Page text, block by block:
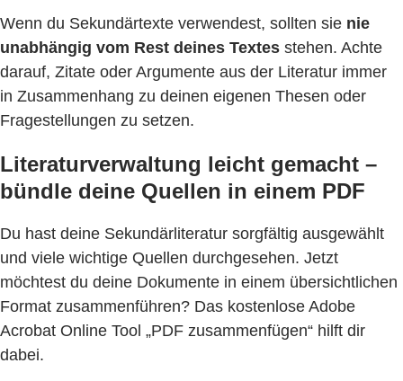
Wenn du Sekundärtexte verwendest, sollten sie nie
unabhängig vom Rest deines Textes stehen. Achte
darauf, Zitate oder Argumente aus der Literatur immer
in Zusammenhang zu deinen eigenen Thesen oder
Fragestellungen zu setzen.
Literaturverwaltung leicht gemacht –
bündle deine Quellen in einem PDF
Du hast deine Sekundärliteratur sorgfältig ausgewählt
und viele wichtige Quellen durchgesehen. Jetzt
möchtest du deine Dokumente in einem übersichtlichen
Format zusammenführen? Das kostenlose Adobe
Acrobat Online Tool „PDF zusammenfügen“ hilft dir
dabei.